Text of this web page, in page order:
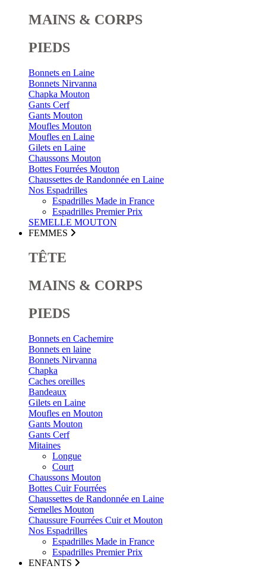
MAINS & CORPS
PIEDS
Bonnets en Laine
Bonnets Nirvanna
Chapka Mouton
Gants Cerf
Gants Mouton
Moufles Mouton
Moufles en Laine
Gilets en Laine
Chaussons Mouton
Bottes Fourrées Mouton
Chaussettes de Randonnée en Laine
Nos Espadrilles
Espadrilles Made in France
Espadrilles Premier Prix
SEMELLE MOUTON
FEMMES
TÊTE
MAINS & CORPS
PIEDS
Bonnets en Cachemire
Bonnets en laine
Bonnets Nirvanna
Chapka
Caches oreilles
Bandeaux
Gilets en Laine
Moufles en Mouton
Gants Mouton
Gants Cerf
Mitaines
Longue
Court
Chaussons Mouton
Bottes Cuir Fourrées
Chaussettes de Randonnée en Laine
Semelles Mouton
Chaussure Fourrées Cuir et Mouton
Nos Espadrilles
Espadrilles Made in France
Espadrilles Premier Prix
ENFANTS